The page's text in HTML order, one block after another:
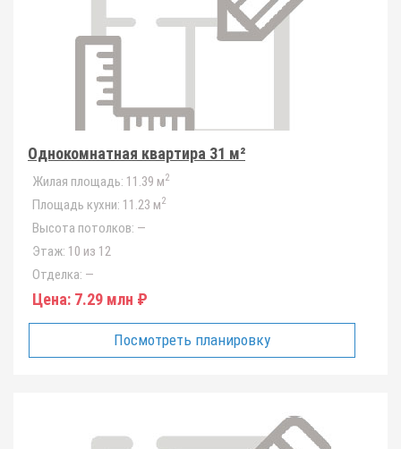
Однокомнатная квартира 31 м²
Жилая площадь: 11.39 м2
Площадь кухни: 11.23 м2
Высота потолков: —
Этаж: 10 из 12
Отделка: —
Цена: 7.29 млн ₽
Посмотреть планировку